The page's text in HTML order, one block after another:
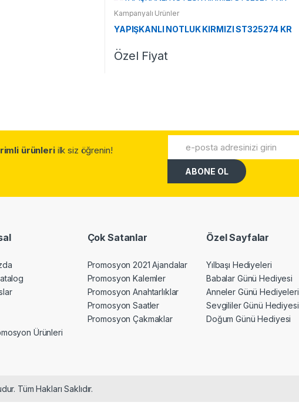
Kampanyalı Ürünler
YAPIŞKANLI NOTLUK KIRMIZI ST325274 KR
Özel Fiyat
ürünleriilk siz öğrenin!
Ürünleri
Çok Satanlar
Promosyon 2021 Ajandalar
Promosyon Kalemler
Promosyon Anahtarlıklar
Promosyon Saatler
Promosyon Çakmaklar
Özel Sayfalar
Yılbaşı Hediyeleri
Babalar Günü Hediyesi
Anneler Günü Hediyeleri
Sevgililer Günü Hediyesi
Doğum Günü Hediyesi
Tüm Hakları Saklıdır.